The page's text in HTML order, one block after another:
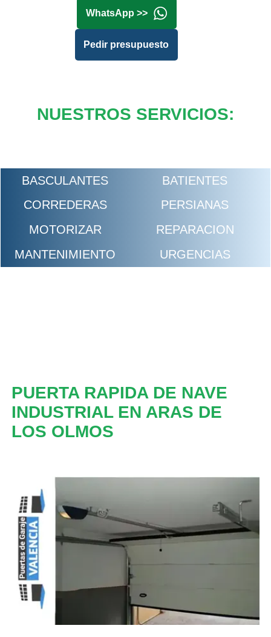
WhatsApp >>
Pedir presupuesto
NUESTROS SERVICIOS:
BASCULANTES
BATIENTES
CORREDERAS
PERSIANAS
MOTORIZAR
REPARACION
MANTENIMIENTO
URGENCIAS
PUERTA RAPIDA DE NAVE
INDUSTRIAL EN ARAS DE
LOS OLMOS